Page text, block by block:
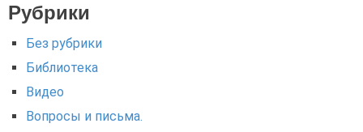
Рубрики
Без рубрики
Библиотека
Видео
Вопросы и письма.